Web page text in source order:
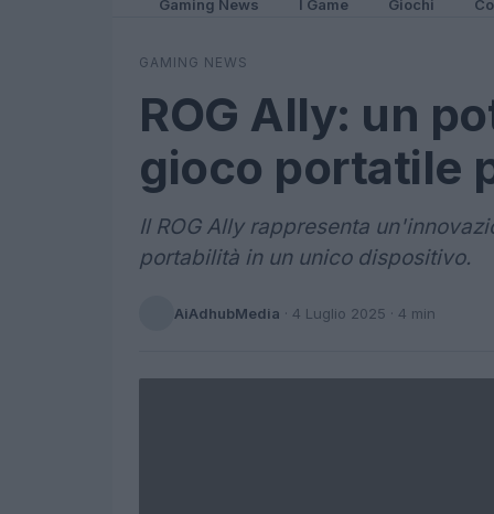
Gaming News I Game Giochi
GAMING NEWS
ROG Ally: un
gioco portatile
Il ROG Ally rappresenta
portabilità in un unico dispositivo.
AiAdhubMedia · 4 Luglio 2025 · 4 min